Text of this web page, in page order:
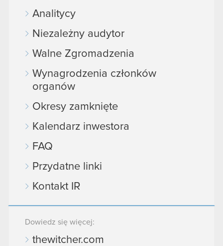
Analitycy
Niezależny audytor
Walne Zgromadzenia
Wynagrodzenia członków
organów
Okresy zamknięte
Kalendarz inwestora
FAQ
Przydatne linki
Kontakt IR
Dowiedz się więcej:
thewitcher.com